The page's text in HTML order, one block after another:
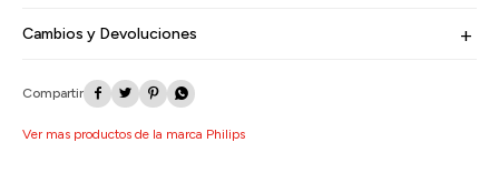
Cambios y Devoluciones
   
Ver mas productos de la marca Philips